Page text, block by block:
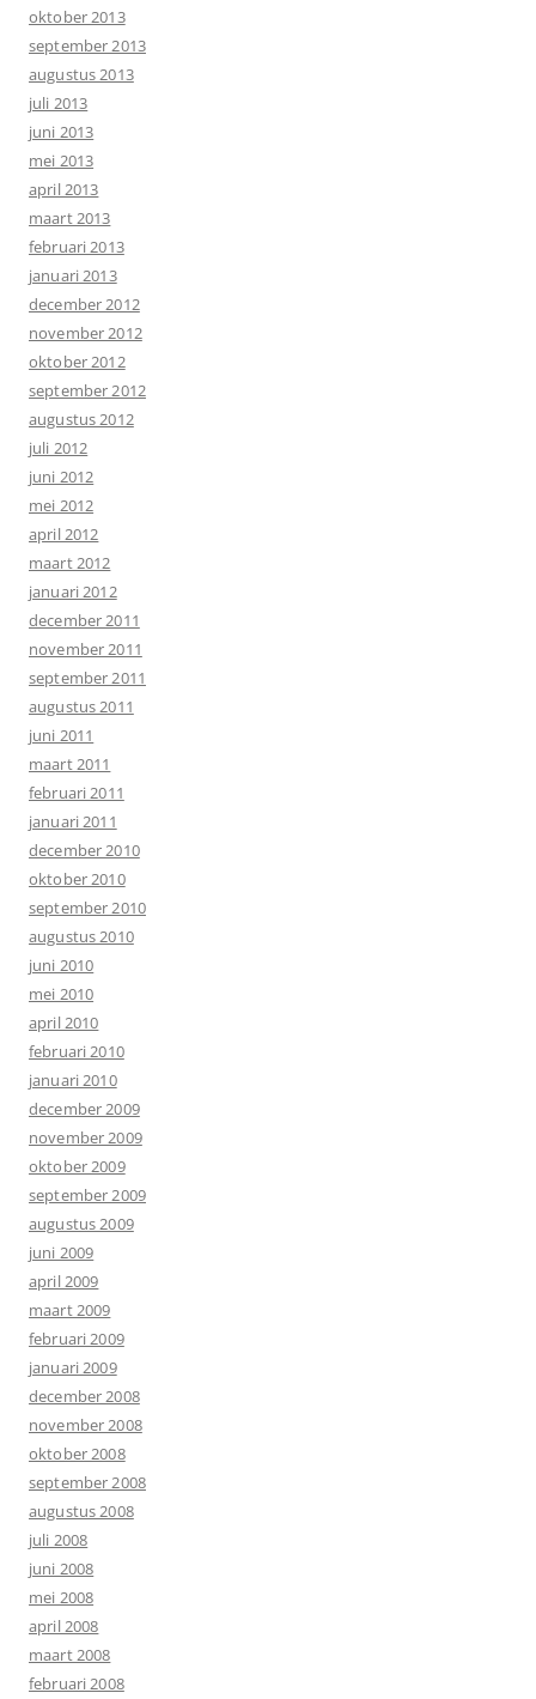
oktober 2013
september 2013
augustus 2013
juli 2013
juni 2013
mei 2013
april 2013
maart 2013
februari 2013
januari 2013
december 2012
november 2012
oktober 2012
september 2012
augustus 2012
juli 2012
juni 2012
mei 2012
april 2012
maart 2012
januari 2012
december 2011
november 2011
september 2011
augustus 2011
juni 2011
maart 2011
februari 2011
januari 2011
december 2010
oktober 2010
september 2010
augustus 2010
juni 2010
mei 2010
april 2010
februari 2010
januari 2010
december 2009
november 2009
oktober 2009
september 2009
augustus 2009
juni 2009
april 2009
maart 2009
februari 2009
januari 2009
december 2008
november 2008
oktober 2008
september 2008
augustus 2008
juli 2008
juni 2008
mei 2008
april 2008
maart 2008
februari 2008